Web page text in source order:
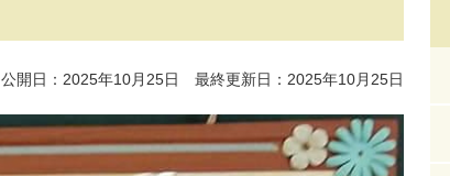
公開日：2025年10月25日 最終更新日：2025年10月25日